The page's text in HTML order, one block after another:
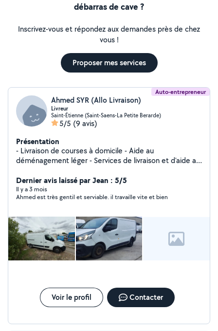
débarras de cave ?
Inscrivez-vous et répondez aux demandes près de chez
vous !
Proposer mes services
Auto-entrepreneur
Ahmed SYR (Allo Livraison)
Livreur
Saint-Étienne (Saint-Saens-La Petite Berarde)
5/5 (9 avis)
Présentation
- Livraison de courses à domicile - Aide au
déménagement léger - Services de livraison et d'aide au
Dernier avis laissé par Jean : 5/5
Il y a 3 mois
Ahmed est très gentil et serviable. il travaille vite et bien
Voir le profil Contacter